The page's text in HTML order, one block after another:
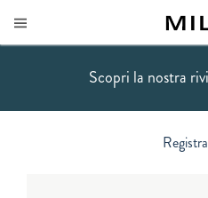
Scopri la nostra